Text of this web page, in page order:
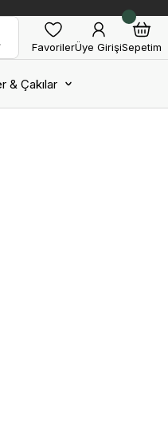
FavorilerÜye GirişiSepetim
& Çakılar